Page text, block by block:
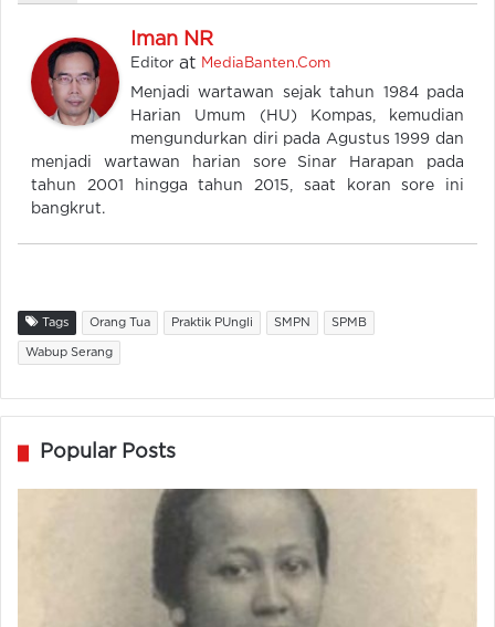
Iman NR
Editor at MediaBanten.Com
Menjadi wartawan sejak tahun 1984 pada
Harian Umum (HU) Kompas, kemudian
mengundurkan diri pada Agustus 1999 dan
menjadi wartawan harian sore Sinar Harapan pada
tahun 2001 hingga tahun 2015, saat koran sore ini
bangkrut.
Tags Orang Tua Praktik PUngli SMPN SPMB
Wabup Serang
Popular Posts